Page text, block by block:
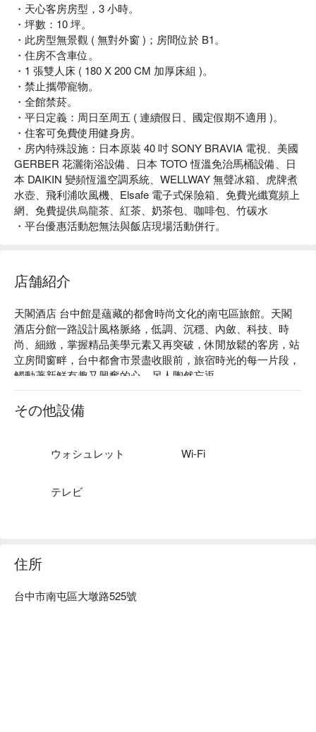
・天心客房房型，3 小時。
・坪數：10 坪。
・此房型無景觀 ( 無對外窗 )；房間位於 B1。
・住房不含車位。
・1 張雙人床 ( 180 X 200 CM 加厚床組 )。
・禁止攜帶寵物。
・全館禁菸。
・平日定義：周日至周五 ( 連續假日、國定假期不適用 )。
・住客可免費使用健身房。
・房內特殊設施：日本原裝 40 吋 SONY BRAVIA 電視、美國
GERBER 花灑衛浴設備、日本 TOTO 恆溫免治馬桶設備、日
本 DAIKIN 變頻恆溫空調系統、WELLWAY 無聲冰箱、虎牌煮
水壺、飛利浦吹風機、Elsafe 電子式保險箱、免費光纖寬頻上
網、免費提供烏龍茶、紅茶、奶茶包、咖啡包、竹碳水
・平台優惠活動恕無法與飯店現場活動併行。
店舗紹介
天閣酒店 台中館是蘊藏的都會時尚文化的南屯區旅館。天閣
酒店分館一路設計風格脈絡，低調、沉穩、內斂、科技、時
尚、細緻，掌握精品美學元素又再突破，休閒放鬆的客房，站
立房間窗畔，台中都會市景盡收眼前，旅宿時光的每一片段，
觸動著新鮮有趣又興奮的心，另人陶然忘返。
天閣酒店評價：Google 4.2 星、平台 4.9 星好評推薦
天閣酒店推薦：科技時尚與都會人文的撞擊融合沉潛屏息，
內斂中見恢弘 ; 座落在南屯區公益路與大墩路口，比鄰台中高
天閣酒店 台中館優惠、天閣酒店 台中館住宿方案、天閣酒店
その他設備
ウォシュレット Wi-Fi
テレビ
住所
台中市南屯區大墩路525號